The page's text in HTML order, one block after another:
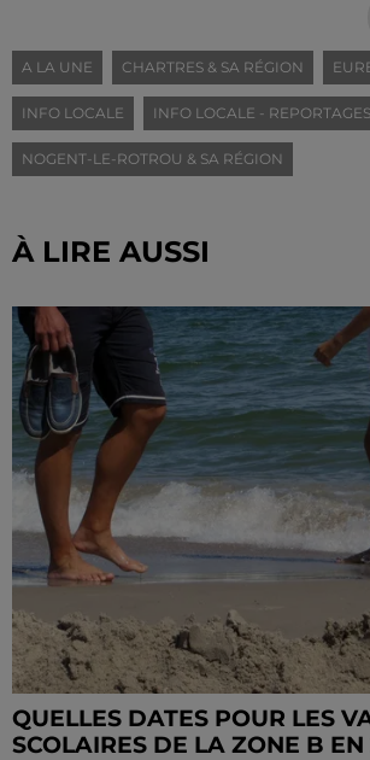
A LA UNE CHARTRES & SA RÉGION
INFO LOCALE INFO LOCALE - REPORTAGES
NOGENT-LE-ROTROU & SA RÉGION
À LIRE AUSSI
QUELLES DATES POUR LES
SCOLAIRES DE LA ZONE B